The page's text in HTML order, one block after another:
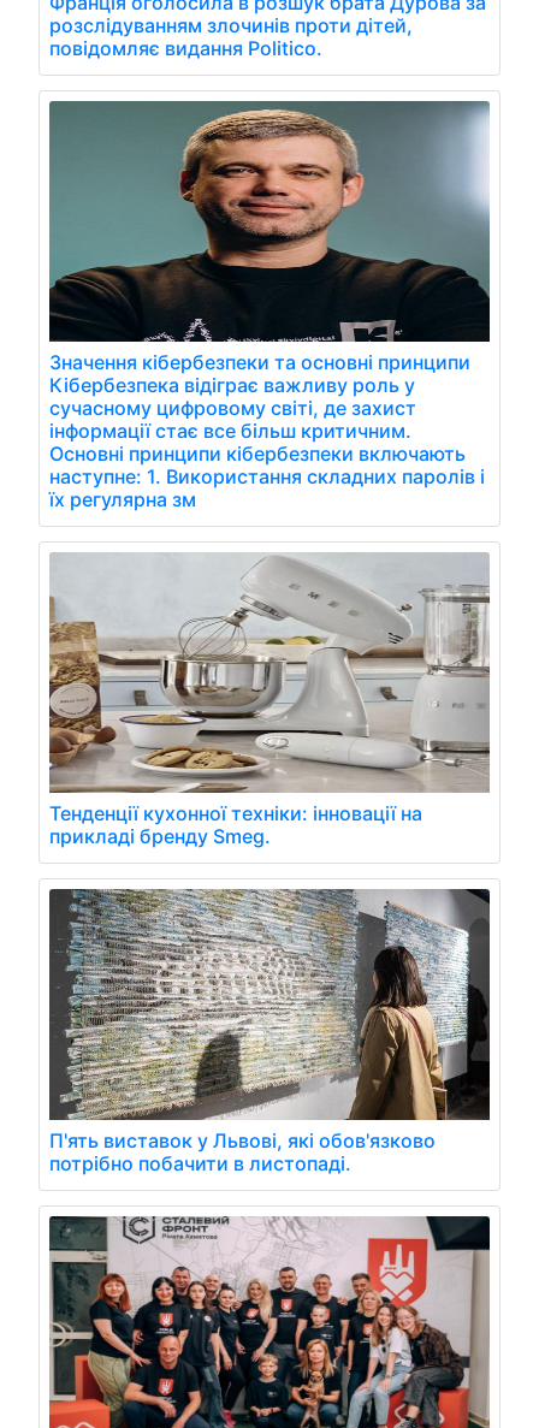
розслідуванням злочинів проти дітей,
повідомляє видання Politico.
Значення кібербезпеки та основні принципи
Кібербезпека відіграє важливу роль у
сучасному цифровому світі, де захист
інформації стає все більш критичним.
Основні принципи кібербезпеки включають
наступне: 1. Використання складних паролів і
їх регулярна зм
Тенденції кухонної техніки: інновації на
прикладі бренду Smeg.
П'ять виставок у Львові, які обов'язково
потрібно побачити в листопаді.